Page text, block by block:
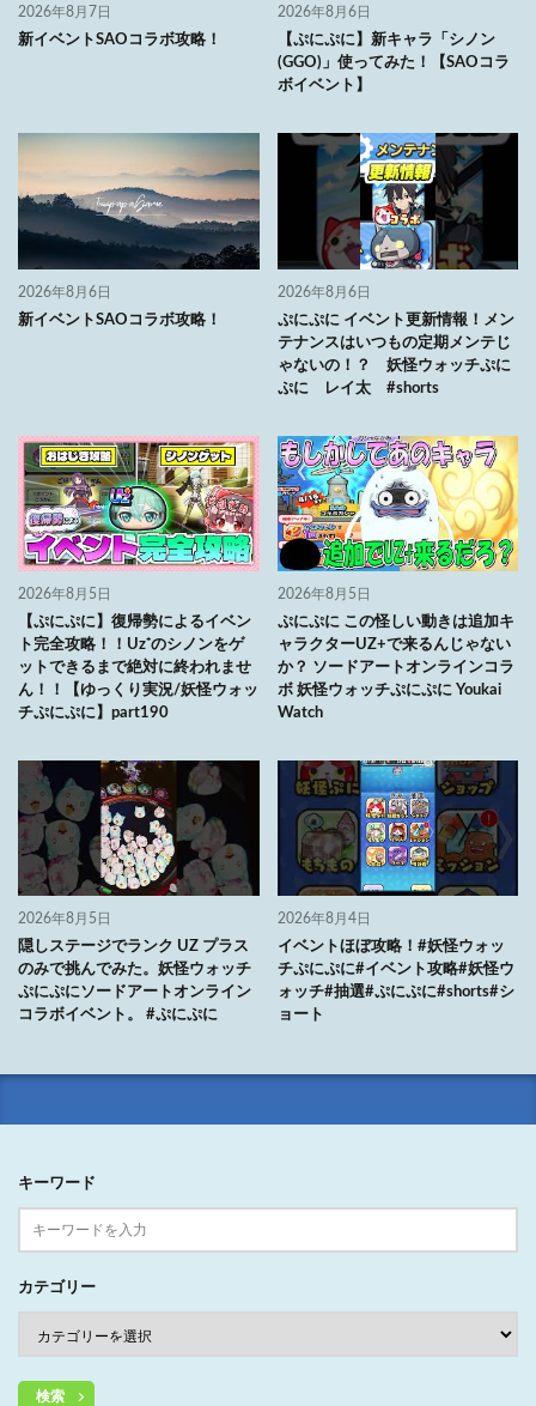
2026年8月7日
新イベントSAOコラボ攻略！
2026年8月6日
【ぷにぷに】新キャラ「シノン
(GGO)」使ってみた！【SAOコラ
ボイベント】
2026年8月6日
新イベントSAOコラボ攻略！
2026年8月6日
ぷにぷに イベント更新情報！メン
テナンスはいつもの定期メンテじ
ゃないの！？ 妖怪ウォッチぷに
ぷに レイ太 #shorts
2026年8月5日
【ぷにぷに】復帰勢によるイベン
ト完全攻略！！Uz⁺のシノンをゲ
ットできるまで絶対に終われませ
ん！！【ゆっくり実況/妖怪ウォッ
チぷにぷに】part190
2026年8月5日
ぷにぷに この怪しい動きは追加キ
ャラクターUZ+で来るんじゃない
か？ ソードアートオンラインコラ
ボ 妖怪ウォッチぷにぷに Youkai
Watch
2026年8月5日
隠しステージでランク UZ プラス
のみで挑んでみた。妖怪ウォッチ
ぷにぷにソードアートオンライン
コラボイベント。 #ぷにぷに
2026年8月4日
イベントほぼ攻略！#妖怪ウォッ
チぷにぷに#イベント攻略#妖怪ウ
ォッチ#抽選#ぷにぷに#shorts#シ
ョート
キーワード
カテゴリー
検索